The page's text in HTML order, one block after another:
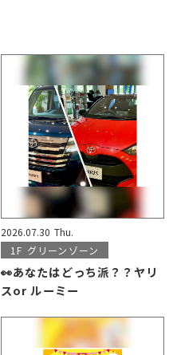
2026.07.30 Thu.
1F グリーンゾーン
👀あなたはどっち派？？ヤリ
スor ルーミー